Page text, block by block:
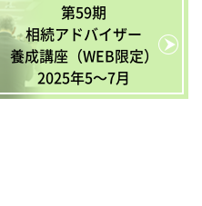
第59期
相続アドバイザー
養成講座（WEB限定）
2025年5〜7月